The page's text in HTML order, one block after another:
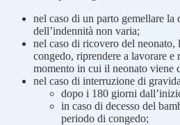
nel caso di un parto gemellare la
dell’indennità non varia;
nel caso di ricovero del neonato,
congedo, riprendere a lavorare e
momento in cui il neonato viene
nel caso di interruzione di
dopo i 180 giorni
in caso di decesso del
periodo di congedo;